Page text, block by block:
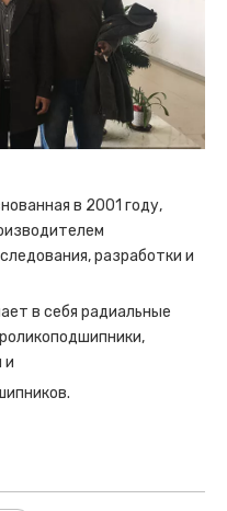
в 2001 году,
разработки и
в себя радиальные
и